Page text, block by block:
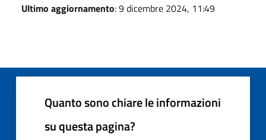
Ultimo aggiornamento: 9 dicembre 2024, 11:49
Quanto sono chiare le informazioni
su questa pagina?